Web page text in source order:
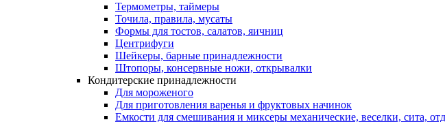
Термометры, таймеры
Точила, правила, мусаты
Формы для тостов, салатов, яичниц
Центрифуги
Шейкеры, барные принадлежности
Штопоры, консервные ножи, открывалки
Кондитерские принадлежности
Для мороженого
Для приготовления варенья и фруктовых начинок
Емкости для смешивания и миксеры механические, веселки, сита,